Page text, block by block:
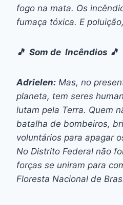
fogo na mata. Os
fumaça tóxica. E
🎵 Som de Incêndios 🎵
Adrielen: Mas, no
planeta, tem seres
lutam pela Terra. Quem
batalha de bombeiros,
voluntários para apagar
No Distrito Federal não
forças se uniram para
Floresta Nacional de